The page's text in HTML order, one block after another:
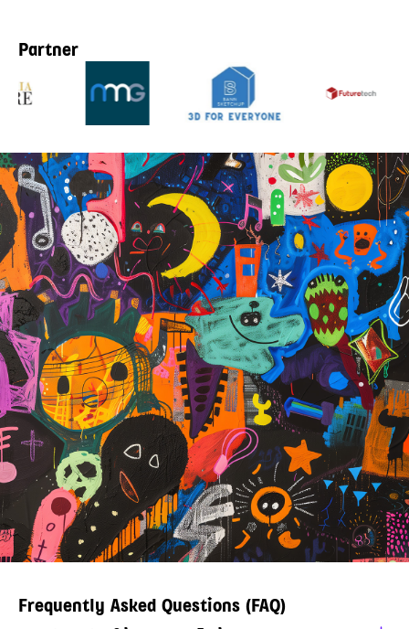
Partner
Frequently Asked Questions (FAQ)